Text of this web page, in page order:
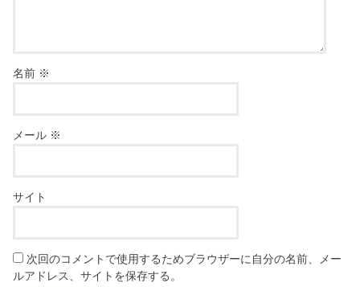
名前 ※
メール ※
サイト
次回のコメントで使用するためブラウザーに自分の名前、メー
ルアドレス、サイトを保存する。